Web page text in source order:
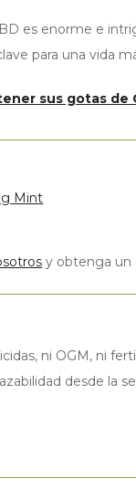
es enorme e
para una vida
sus gotas de
Mint
y obtenga
ni OGM, ni
desde la